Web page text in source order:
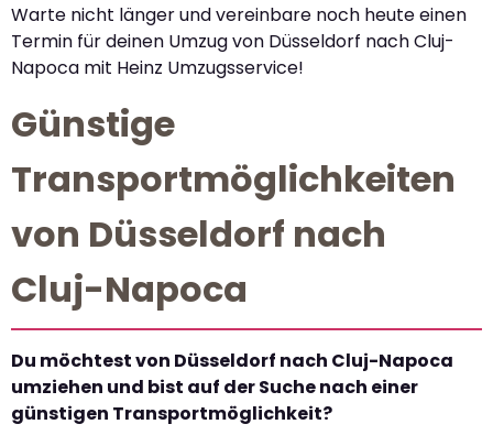
Warte nicht länger und vereinbare noch heute einen
Termin für deinen Umzug von Düsseldorf nach Cluj-
Napoca mit Heinz Umzugsservice!
Günstige
Transportmöglichkeiten
von Düsseldorf nach
Cluj-Napoca
Du möchtest von Düsseldorf nach Cluj-Napoca
umziehen und bist auf der Suche nach einer
günstigen Transportmöglichkeit?